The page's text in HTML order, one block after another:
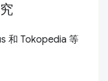
和 Tokopedia 等